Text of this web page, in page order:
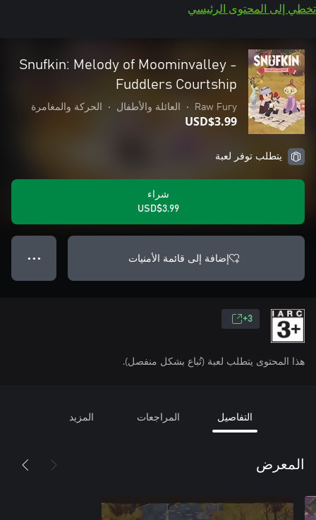
تخطي إلى المحتوى الرئيسي
Snufkin: Melody of Moominvalley -
Fuddlers Courtship
Raw Fury
• العائلة والأطفال • الحركة والمغامرة
USD$3.99
يتطلب توفر لعبة
شراء
USD$3.99
إضافة إلى قائمة الأمنيات ● ● ●
3+
هذا المحتوى يتطلب لعبة (تُباع بشكل منفصل).
التفاصيل المراجعات المزيد
المعرض